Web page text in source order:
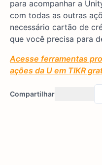
para acompanhar a
com todas as outras
necessário cartão de
que você precisa para
Acesse ferramentas
ações da U em TIKR
Compartilhar